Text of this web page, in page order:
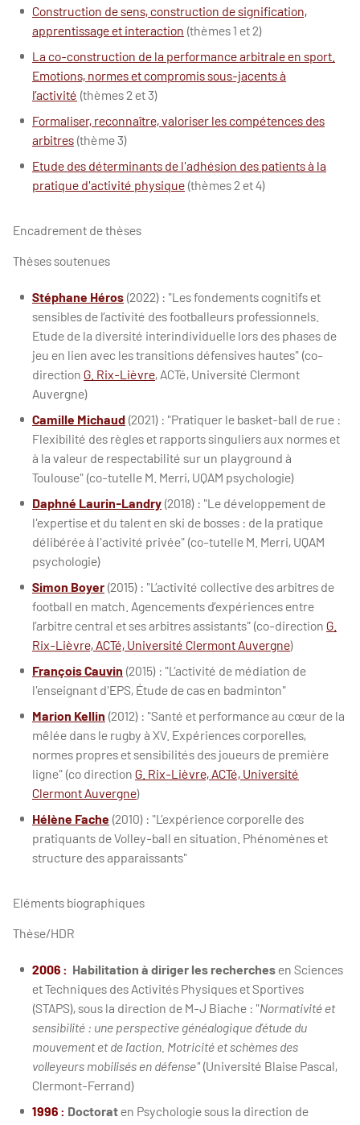
Construction de sens, construction de signification,
apprentissage et interaction (thèmes 1 et 2)
La co-construction de la performance arbitrale en sport.
Emotions, normes et compromis sous-jacents à
l’activité (thèmes 2 et 3)
Formaliser, reconnaître, valoriser les compétences des
arbitres (thème 3)
Etude des déterminants de l'adhésion des patients à la
pratique d'activité physique (thèmes 2 et 4)
Encadrement de thèses
Thèses soutenues
Stéphane Héros (2022) : "Les fondements cognitifs et
sensibles de l’activité des footballeurs professionnels.
Etude de la diversité interindividuelle lors des phases de
jeu en lien avec les transitions défensives hautes" (co-
direction G. Rix-Lièvre, ACTé, Université Clermont
Auvergne)
Camille Michaud (2021) : "Pratiquer le basket-ball de rue :
Flexibilité des règles et rapports singuliers aux normes et
à la valeur de respectabilité sur un playground à
Toulouse" (co-tutelle M. Merri, UQAM psychologie)
Daphné Laurin-Landry (2018) : "Le développement de
l'expertise et du talent en ski de bosses : de la pratique
délibérée à l'activité privée" (co-tutelle M. Merri, UQAM
psychologie)
Simon Boyer (2015) : "L’activité collective des arbitres de
football en match. Agencements d’expériences entre
l’arbitre central et ses arbitres assistants" (co-direction G.
Rix-Lièvre, ACTé, Université Clermont Auvergne)
François Cauvin (2015) : "L’activité de médiation de
l'enseignant d'EPS, Étude de cas en badminton"
Marion Kellin (2012) : "Santé et performance au cœur de la
mêlée dans le rugby à XV. Expériences corporelles,
normes propres et sensibilités des joueurs de première
ligne" (co direction G. Rix-Lièvre, ACTé, Université
Clermont Auvergne)
Hélène Fache (2010) : "L’expérience corporelle des
pratiquants de Volley-ball en situation. Phénomènes et
structure des apparaissants"
Eléments biographiques
Thèse/HDR
2006 : Habilitation à diriger les recherchesen Sciences
et Techniques des Activités Physiques et Sportives
(STAPS), sous la direction de M-J Biache : "Normativité et
sensibilité : une perspective généalogique d’étude du
mouvement et de l’action. Motricité et schèmes des
volleyeurs mobilisés en défense" (Université Blaise Pascal,
Clermont-Ferrand)
1996 : Doctoraten Psychologie sous la direction de